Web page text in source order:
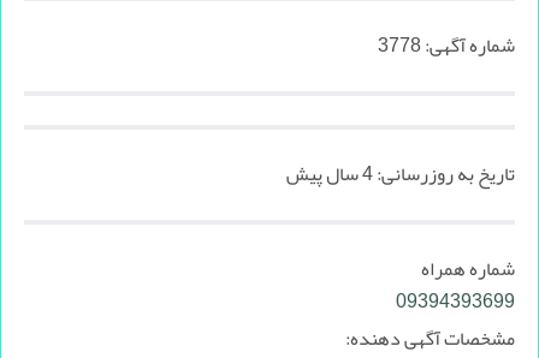
شماره آگهی:3778
تاریخ به روزرسانی:4 سال پیش
شماره همراه
09394393699
مشخصات آگهی دهنده: